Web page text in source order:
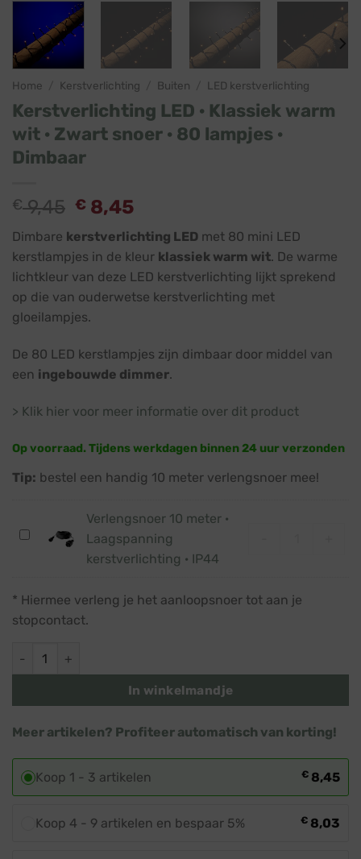
Home Kerstverlichting Buiten LED kerstverlichting
Kerstverlichting LED · Klassiek warm
wit · Zwart snoer · 80 lampjes ·
Dimbaar
€9,45 € 8,45
Dimbare kerstverlichting LED met 80 mini LED
kerstlampjes in de kleur klassiek warm wit. De warme
lichtkleur van deze LED kerstverlichting lijkt sprekend
op die van ouderwetse kerstverlichting met
gloeilampjes.
De 80 LED kerstlampjes zijn dimbaar door middel van
een ingebouwde dimmer.
> Klik hier voor meer informatie over dit product
Op voorraad. Tijdens werkdagen binnen 24 uur verzonden
Tip: bestel een handig 10 meter verlengsnoer mee!
Verlengsnoer
Laagspanning
kerstverlichting
IP44
Verlengsnoer 10 meter ·
Laagspanning
kerstverlichting · IP44
* Hiermee verleng je het aanloopsnoer tot aan je
stopcontact.
In winkelmandje
Meer artikelen? Profiteer automatisch van korting!
Koop 1 - 3 artikelen € 8,45
Koop 4 - 9 artikelen en bespaar 5% € 8,03